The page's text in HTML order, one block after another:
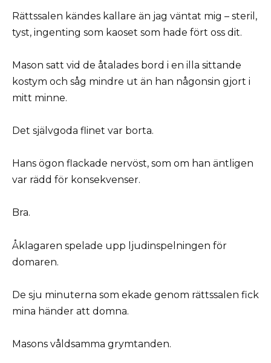
Rättssalen kändes kallare än jag väntat mig – steril,
tyst, ingenting som kaoset som hade fört oss dit.
Mason satt vid de åtalades bord i en illa sittande
kostym och såg mindre ut än han någonsin gjort i
mitt minne.
Det självgoda flinet var borta.
Hans ögon flackade nervöst, som om han äntligen
var rädd för konsekvenser.
Bra.
Åklagaren spelade upp ljudinspelningen för
domaren.
De sju minuterna som ekade genom rättssalen fick
mina händer att domna.
Masons våldsamma grymtanden.